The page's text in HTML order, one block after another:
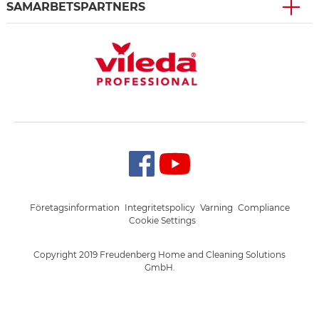
SAMARBETSPARTNERS
Copyright 2019 Freudenberg Home and Cleaning Solutions
GmbH.
Företagsinformation Integritetspolicy Varning Compliance
Cookie Settings